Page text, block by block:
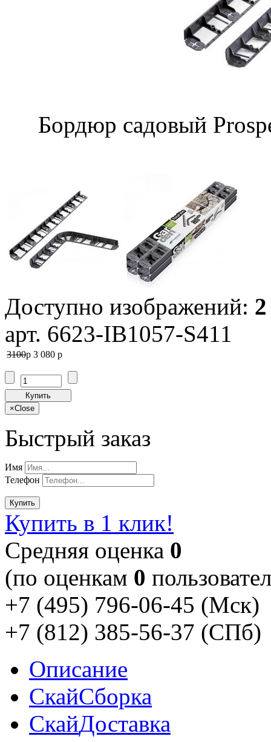
Бордюр садовый
Доступно изображений: 2
арт. 6623-IB1057-S411
3100p 3 080 p
Купить
×Close
Быстрый заказ
Имя
Телефон
Купить
Купить в 1 клик!
Cредняя оценка 0
(по оценкам 0
+7 (495) 796-06-45 (Мск)
+7 (812) 385-56-37 (СПб)
Описание
СкайСборка
СкайДоставка